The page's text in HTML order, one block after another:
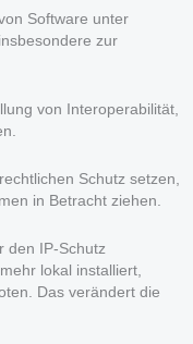
Software unter
zur
von Interoperabilität,
Schutz setzen,
in Betracht ziehen.
den IP-Schutz
lokal installiert,
Das verändert die